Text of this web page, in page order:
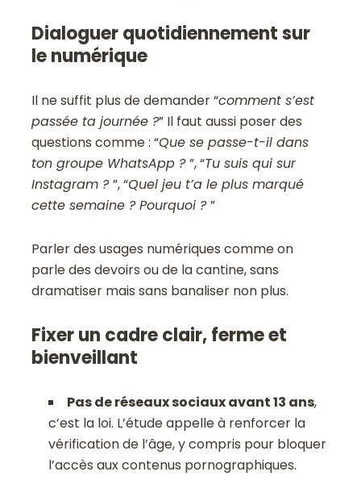
Dialoguer quotidiennement sur
le numérique
Il ne suffit plus de demander “comment s’est
passée ta journée ?” Il faut aussi poser des
questions comme : “Que se passe-t-il dans
ton groupe WhatsApp ?”, “Tu suis qui sur
Instagram ?”, “Quel jeu t’a le plus marqué
cette semaine ? Pourquoi ?”
Parler des usages numériques comme on
parle des devoirs ou de la cantine, sans
dramatiser mais sans banaliser non plus.
Fixer un cadre clair, ferme et
bienveillant
Pas de réseaux sociaux avant 13 ans,
c’est la loi. L’étude appelle à renforcer la
vérification de l’âge, y compris pour bloquer
l’accès aux contenus pornographiques.